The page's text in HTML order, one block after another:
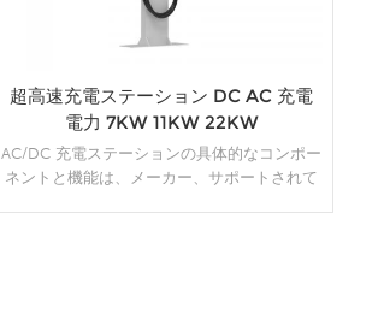
超高速充電ステーション DC AC 充電
電力 7KW 11KW 22KW
AC/DC 充電ステーションの具体的なコンポー
ネントと機能は、メーカー、サポートされて